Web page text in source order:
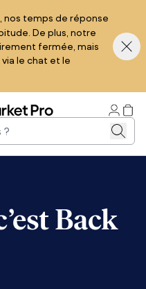
nos temps de réponse
De plus, notre
fermée, mais
le chat et le
Back